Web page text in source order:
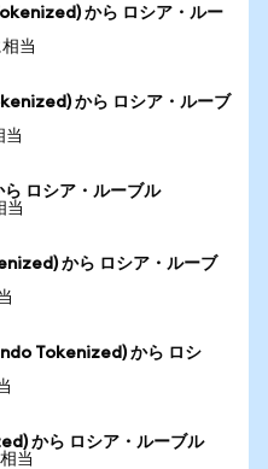
から ロシア・ルー
当
から ロシア・ルーブ
当
ロシア・ルーブル
当
から ロシア・ルーブ
Tokenized) から ロシ
から ロシア・ルーブル
当